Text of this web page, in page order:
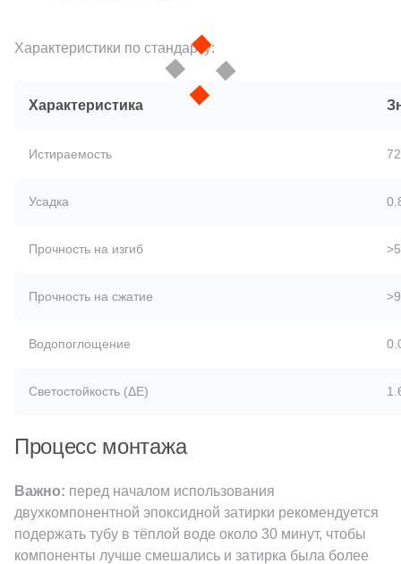
Характеристики по стандарту:
Характеристика
Истираемость
Усадка
Прочность на изгиб
Прочность на сжатие
Водопоглощение
Светостойкость (ΔE)
Процесс монтажа
Важно: перед началом использования
двухкомпонентной эпоксидной затирки рекомендуется
подержать тубу в тёплой воде около 30 минут, чтобы
компоненты лучше смешались и затирка была более